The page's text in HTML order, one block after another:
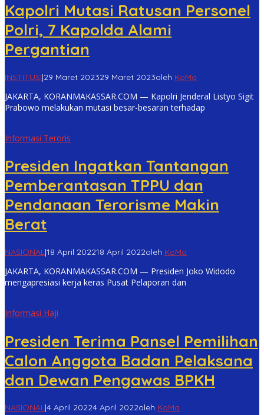
Kapolri Mutasi Ratusan Personel
Polri, 7 Kapolda Alami
Pergantian
INSTITUSI|29 Maret 202329 Maret 2023oleh KoMa
JAKARTA, KORANMAKASSAR.COM — Kapolri Jenderal Listyo Sigit
Prabowo melakukan mutasi besar-besaran terhadap
Informasi Teroris
Presiden Ingatkan Tantangan
Pemberantasan TPPU dan
Pendanaan Terorisme Makin
Berat
NASIONAL|18 April 202218 April 2022oleh KoMa
JAKARTA, KORANMAKASSAR.COM — Presiden Joko Widodo
mengapresiasi kerja keras Pusat Pelaporan dan
Informasi Haji
Presiden Terima Pansel Pemilihan
Calon Anggota Badan Pelaksana
dan Dewan Pengawas BPKH
NASIONAL|4 April 20224 April 2022oleh KoMa